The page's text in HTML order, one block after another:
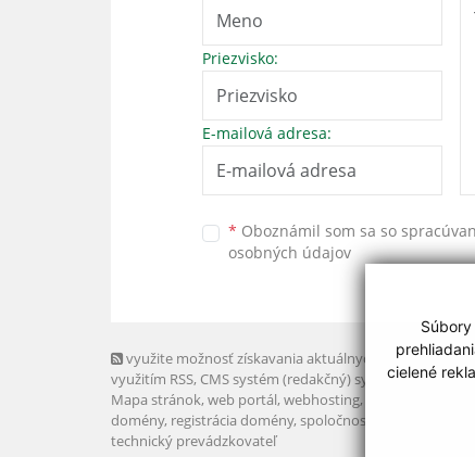
cielené
Priezvisko:
E-mailová adresa:
* Oboznámil som sa so
osobných údajov
využite možnosť získavania aktuálnych informácií s
využitím RSS, CMS systém (redakčný) systém ECHELON
Mapa stránok, web portál, webhosting,
domény, registrácia domény, spoločnosť webex.digital,
technický prevádzkovateľ